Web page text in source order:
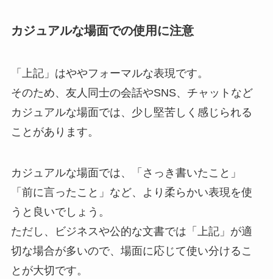
カジュアルな場面での使用に注意
「上記」はややフォーマルな表現です。
そのため、友人同士の会話やSNS、チャットなど
カジュアルな場面では、少し堅苦しく感じられる
ことがあります。
カジュアルな場面では、「さっき書いたこと」
「前に言ったこと」など、より柔らかい表現を使
うと良いでしょう。
ただし、ビジネスや公的な文書では「上記」が適
切な場合が多いので、場面に応じて使い分けるこ
とが大切です。